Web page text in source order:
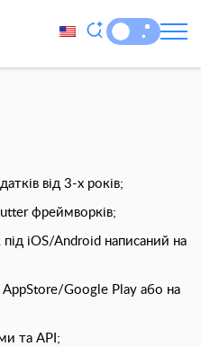
від 3-х років;
фреймворків;
iOS/Android написаний на
Google Play або на
та API;